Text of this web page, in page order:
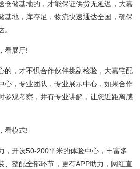
储基地的，才能保证供货无延迟，大嘉
基地，库存足，物流快速通达全国，确保
展厅!
，才不惧合作伙伴挑剔检验，大嘉宅配
心，专业团队，专业展示中心，如果合作
参观考察，并有专业讲解，让您近距离感
模式!
开设50-200平米的体验中心，丰富多
、整配全部环节，更有APP助力，网红直